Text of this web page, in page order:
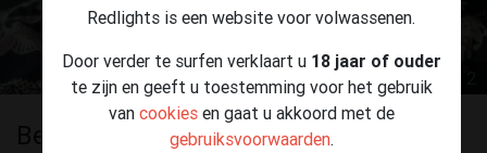
Redlights is een website voor volwassenen.
Door verder te surfen verklaart u 18 jaar of ouder
te zijn en geeft u toestemming voor het gebruik
van cookiesen gaat u akkoord met de
gebruiksvoorwaarden.